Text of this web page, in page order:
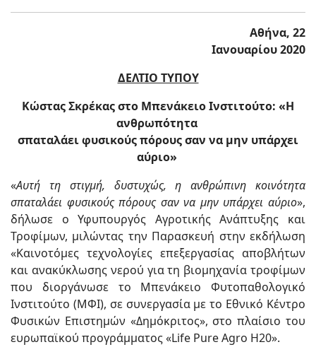
Αθήνα, 22
Ιανουαρίου 2020
ΔΕΛΤΙΟ ΤΥΠΟΥ
Κώστας Σκρέκας στο Μπενάκειο Ινστιτούτο: «Η
ανθρωπότητα
σπαταλάει φυσικούς πόρους σαν να μην υπάρχει
αύριο»
«Αυτή τη στιγμή, δυστυχώς, η ανθρώπινη κοινότητα
σπαταλάει φυσικούς πόρους σαν να μην υπάρχει αύριο»,
δήλωσε ο Υφυπουργός Αγροτικής Ανάπτυξης και
Τροφίμων, μιλώντας την Παρασκευή στην εκδήλωση
«Καινοτόμες τεχνολογίες επεξεργασίας αποβλήτων
και ανακύκλωσης νερού για τη βιομηχανία τροφίμων
που διοργάνωσε το Μπενάκειο Φυτοπαθολογικό
Ινστιτούτο (ΜΦΙ), σε συνεργασία με το Εθνικό Κέντρο
Φυσικών Επιστημών «Δημόκριτος», στο πλαίσιο του
ευρωπαϊκού προγράμματος «Life Pure Agro H20».